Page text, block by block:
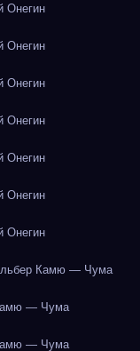
Онегин
Онегин
Онегин
Онегин
Онегин
Онегин
Онегин
Камю — Чума
— Чума
— Чума